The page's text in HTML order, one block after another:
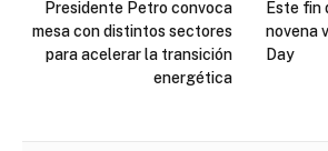
Presidente Petro convoca
mesa con distintos sectores
para acelerar la transición
energética
Este fin
novena
Day